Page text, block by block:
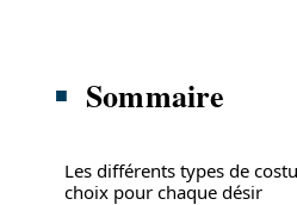
Sommaire
Les différents types de
choix pour chaque désir